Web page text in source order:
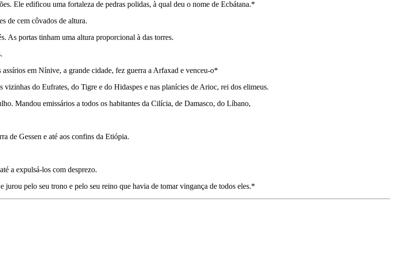
Ele edificou uma fortaleza de pedras polidas, à qual deu o nome de Ecbá­tana.*
de cem côvados de altura.
As portas tinham uma altura proporcional à das torres.
em Nínive, a grande cidade, fez guerra a Arfaxad e venceu-o*
do Eufrates, do Tigre e do Hidaspes e nas planícies de Arioc, rei dos elimeus.
Mandou emissários a todos os habitantes da Cilícia, de Damasco, do Líbano,
de Gessen e até aos confins da Etiópia.
a expulsá-los com des­prezo.
pelo seu trono e pelo seu reino que havia de tomar vingança de todos eles.*